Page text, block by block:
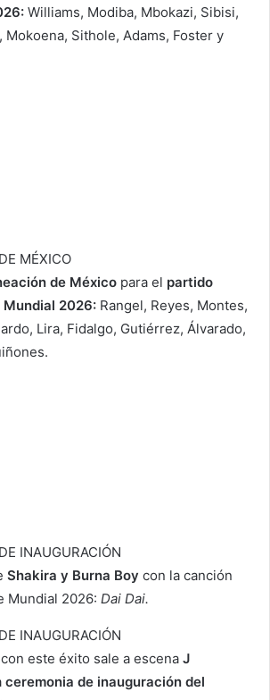
Williams, Modiba, Mbokazi, Sibisi,
Mokoena, Sithole, Adams, Foster y
MÉXICO
de México para el partido
2026: Rangel, Reyes, Montes,
Lira, Fidalgo, Gutiérrez, Álvarado,
INAUGURACIÓN
Shakira y Burna Boy con la canción
Mundial 2026: Dai Dai.
INAUGURACIÓN
con este éxito sale a escena J
ceremonia de inauguración del